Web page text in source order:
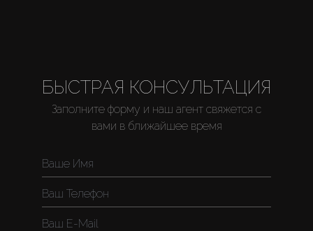
БЫСТРАЯ КОНСУЛЬТАЦИЯ
Заполните форму и наш агент свяжется с
вами в ближайшее время